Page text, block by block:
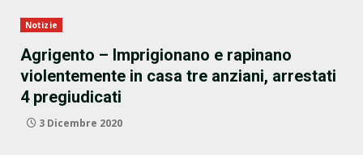
Notizie
Agrigento – Imprigionano e rapinano
violentemente in casa tre anziani, arrestati
4 pregiudicati
3 Dicembre 2020